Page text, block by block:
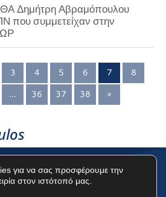
Δημήτρη Αβραμόπουλου
που συμμετείχαν στην
3 4 5 6 7
8
… 36 37 38 »
Δεδομένων
για να σας προσφέρουμε την
στον ιστότοπό μας.